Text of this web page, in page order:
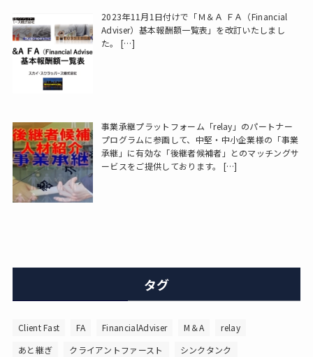
2023年11月1日付けで「Ｍ＆Ａ ＦＡ（Financial
Adviser）基本報酬額一覧表」を改訂いたしまし
た。
[…]
事業承継プラットフォーム「relay」のパートナー
プログラムに参画して、中堅・中小企業様の「事業
承継」に有効な「後継者候補者」とのマッチングサ
ービスをご提供しております。
[…]
タグ
Client Fast FA FinancialAdviser M＆A
relay
あと継ぎ
クライアントファースト
シンクタンク